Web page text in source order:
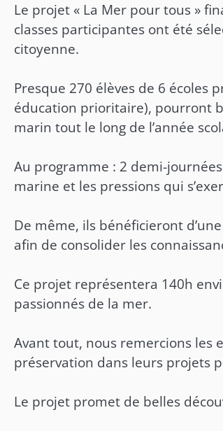
Le projet « La Mer pour tous »
classes participantes ont été
citoyenne.
Presque 270 élèves de 6 écoles
éducation prioritaire), pourront
marin tout le long de l’année
Au programme : 2 demi-
marine et les pressions qui
De même, ils bénéficieront
afin de consolider les
Ce projet représentera 140h
passionnés de la mer.
Avant tout, nous remercions les
préservation dans leurs projets
Le projet promet de belles